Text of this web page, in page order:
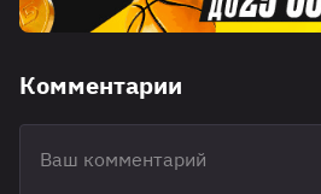
Комментарии